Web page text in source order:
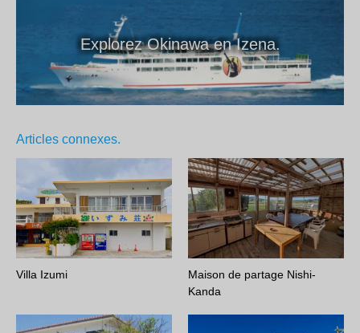
Explorez Okinawa en Izena.
Articles connexes.
Villa Izumi
Maison de partage Nishi-
Kanda